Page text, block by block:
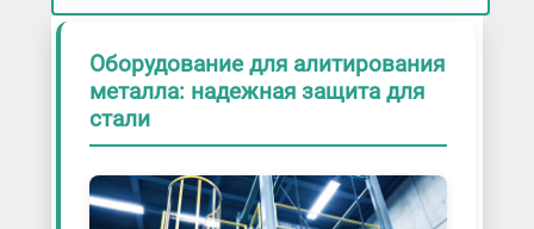
Оборудование для алитирования
металла: надежная защита для
стали